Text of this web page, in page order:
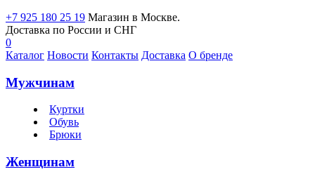
+7 925 180 25 19 Магазин в Москве.
Доставка по России и СНГ
0
Каталог Новости Контакты Доставка О бренде
Мужчинам
Куртки
Обувь
Брюки
Женщинам